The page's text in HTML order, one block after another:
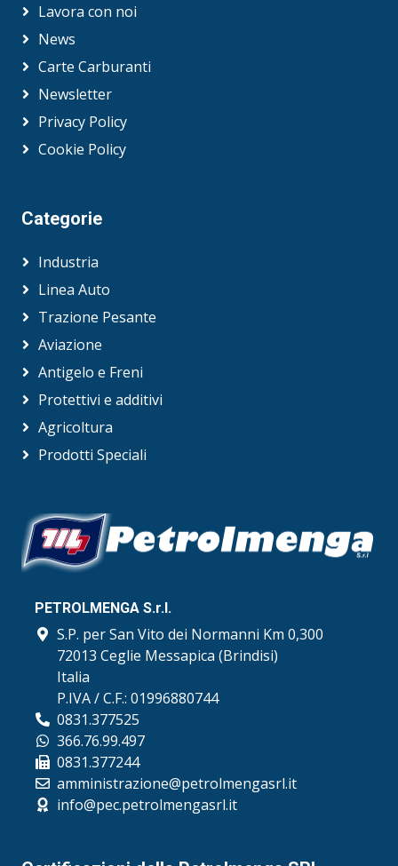
Lavora con noi
News
Carte Carburanti
Newsletter
Privacy Policy
Cookie Policy
Categorie
Industria
Linea Auto
Trazione Pesante
Aviazione
Antigelo e Freni
Protettivi e additivi
Agricoltura
Prodotti Speciali
PETROLMENGA S.r.l.
S.P. per San Vito dei Normanni Km 0,300
72013 Ceglie Messapica (Brindisi)
Italia
P.IVA / C.F.: 01996880744
0831.377525
366.76.99.497
0831.377244
amministrazione@petrolmengasrl.it
info@pec.petrolmengasrl.it